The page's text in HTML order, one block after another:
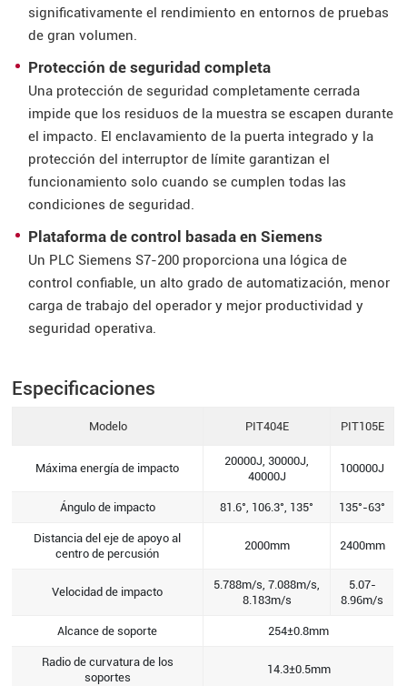
significativamente el rendimiento en entornos de pruebas
de gran volumen.
Protección de seguridad completa
Una protección de seguridad completamente cerrada
impide que los residuos de la muestra se escapen durante
el impacto. El enclavamiento de la puerta integrado y la
protección del interruptor de límite garantizan el
funcionamiento solo cuando se cumplen todas las
condiciones de seguridad.
Plataforma de control basada en Siemens
Un PLC Siemens S7-200 proporciona una lógica de
control confiable, un alto grado de automatización, menor
carga de trabajo del operador y mejor productividad y
seguridad operativa.
Especificaciones
Modelo PIT404E PIT105E
Máxima energía de impacto
20000J, 30000J,
40000J
100000J
Ángulo de impacto 81.6°, 106.3°, 135° 135°-63°
Distancia del eje de apoyo al
centro de percusión
2000mm 2400mm
Velocidad de impacto
5.788m/s, 7.088m/s,
8.183m/s
5.07-
8.96m/s
Alcance de soporte 254±0.8mm
Radio de curvatura de los
soportes
14.3±0.5mm